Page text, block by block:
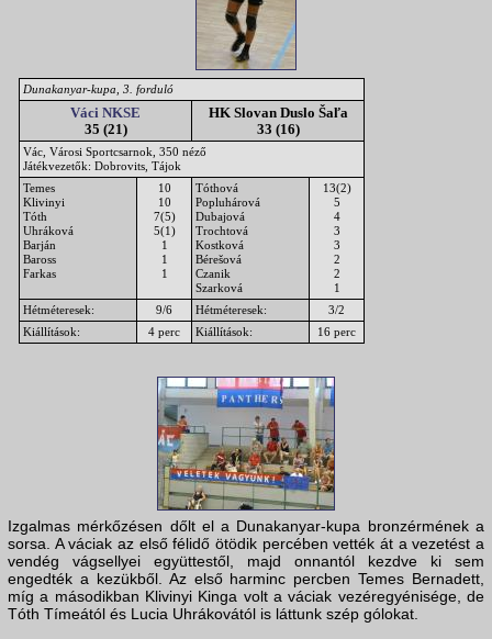
Dunakanyar-kupa, 3. forduló
Váci NKSE
35 (21)
HK Slovan Duslo Šaľa
33 (16)
Vác, Városi Sportcsarnok, 350 néző
Játékvezetők: Dobrovits, Tájok
Temes
Klivinyi
Tóth
Uhráková
Barján
Baross
Farkas
10
10
7(5)
5(1)
1
1
1
Tóthová
Popluhárová
Dubajová
Trochtová
Kostková
Bérešová
Czanik
Szarková
13(2)
5
4
3
3
2
2
1
Hétméteresek:
9/6 Hétméteresek:
3/2
Kiállítások:
4 perc Kiállítások: 16 perc
Izgalmas mérkőzésen dőlt el a Dunakanyar-kupa bronzérmének a
sorsa. A váciak az első félidő ötödik percében vették át a vezetést a
vendég vágsellyei együttestől, majd onnantól kezdve ki sem
engedték a kezükből. Az első harminc percben Temes Bernadett,
míg a másodikban Klivinyi Kinga volt a váciak vezéregyénisége, de
Tóth Tímeától és Lucia Uhrákovától is láttunk szép gólokat.